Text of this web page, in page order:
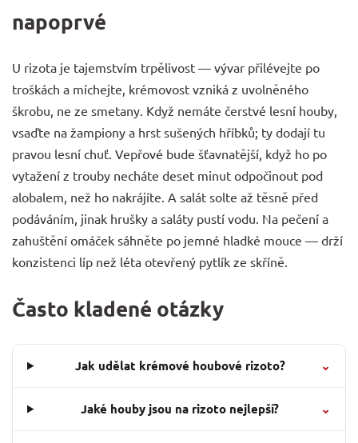
napoprvé
U rizota je tajemstvím trpělivost — vývar přilévejte po
troškách a míchejte, krémovost vzniká z uvolněného
škrobu, ne ze smetany. Když nemáte čerstvé lesní houby,
vsaďte na žampiony a hrst sušených hříbků; ty dodají tu
pravou lesní chuť. Vepřové bude šťavnatější, když ho po
vytažení z trouby necháte deset minut odpočinout pod
alobalem, než ho nakrájíte. A salát solte až těsně před
podáváním, jinak hrušky a saláty pustí vodu. Na pečení a
zahuštění omáček sáhněte po jemné hladké mouce — drží
konzistenci líp než léta otevřený pytlík ze skříně.
Často kladené otázky
Jak udělat krémové houbové rizoto? ⌄
Jaké houby jsou na rizoto nejlepší? ⌄